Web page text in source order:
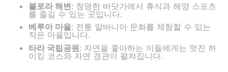
블로라 해변: 청명한 바닷가에서 휴식과 해양 스포츠
를 즐길 수 있는 곳입니다.
베루아 마을: 전통 알바니아 문화를 체험할 수 있는
작은 마을입니다.
타라 국립공원: 자연을 좋아하는 이들에게는 멋진 하
이킹 코스와 자연 경관이 펼쳐집니다.